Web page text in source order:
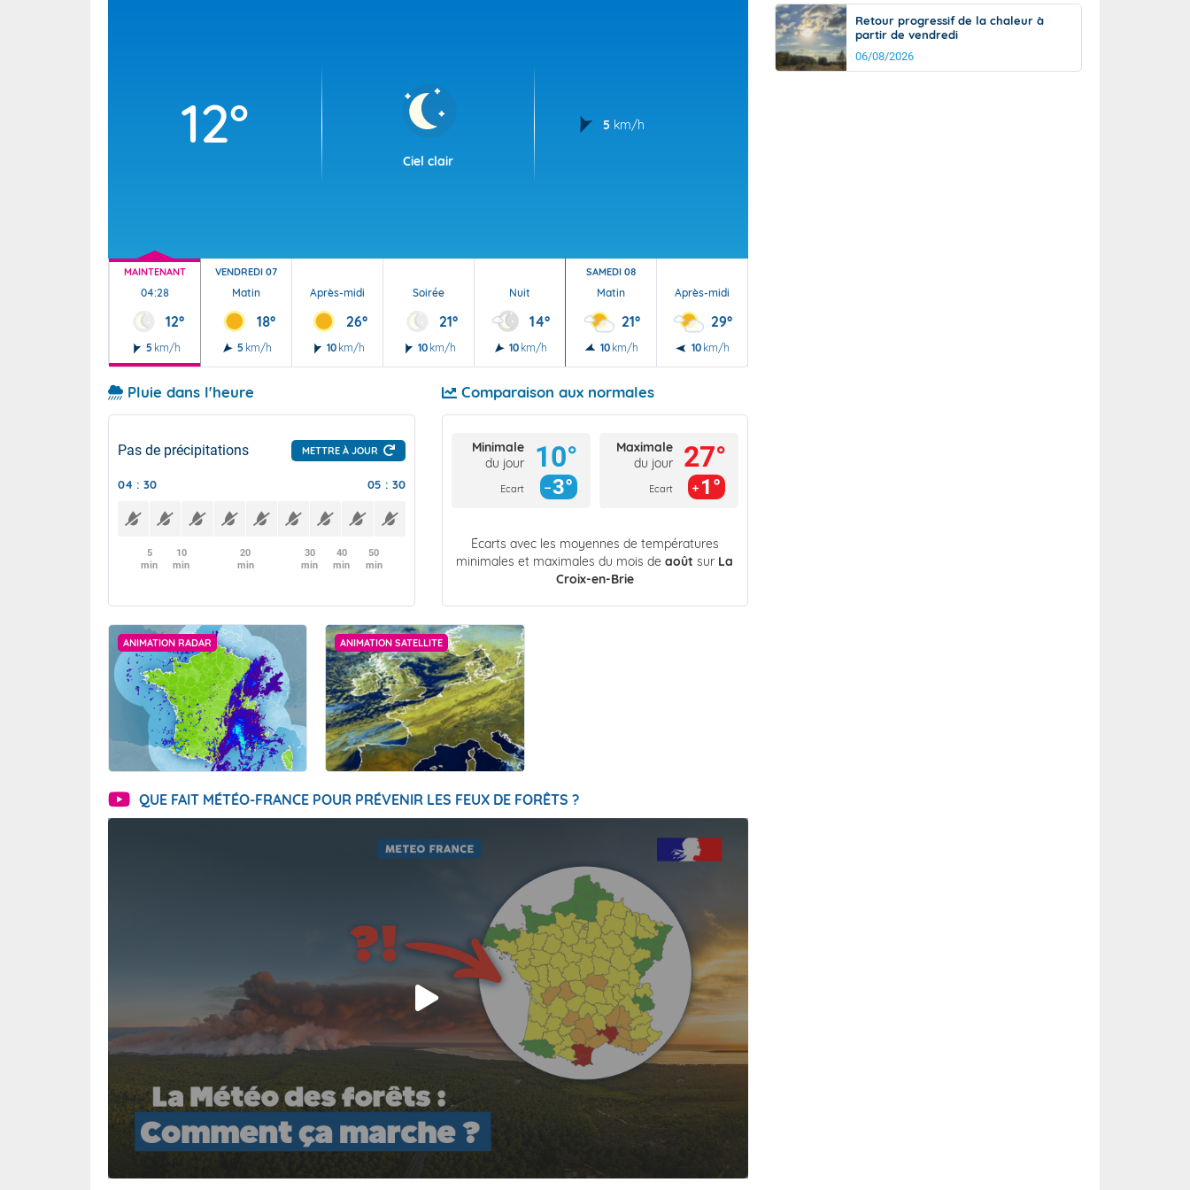
12°
Ciel clair
5 km/h
MAINTENANT
04:28
12°
5 km/h
VENDREDI 07
Matin
18°
5 km/h
Après-midi
26°
10 km/h
Soirée
21°
10 km/h
Nuit
14°
10 km/h
SAMEDI 08
Matin
21°
10 km/h
Après-midi
29°
10 km/h
Pluie dans l'heure
Pas de précipitations METTRE À JOUR
04 : 30 05 : 30
5
min
10
min
20
min
30
min
40
min
50
min
Comparaison aux normales
Minimale
du jour
Ecart
10°
3°
Maximale
du jour
Ecart
27°
1°
Écarts avec les moyennes de températures
minimales et maximales du mois deaoût sur La
Croix-en-Brie
ANIMATION RADAR ANIMATION SATELLITE
QUE FAIT MÉTÉO-FRANCE POUR PRÉVENIR LES FEUX DE FORÊTS ?
Retour progressif de la chaleur à
partir de vendredi
06/08/2026